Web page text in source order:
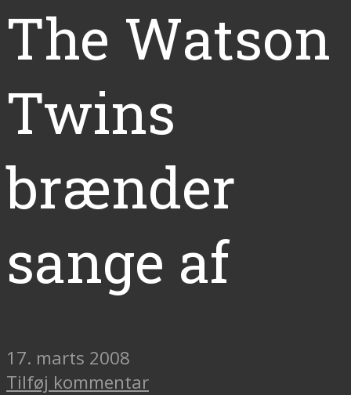
The Watson
Twins
brænder
sange af
17. marts 2008
Tilføj kommentar